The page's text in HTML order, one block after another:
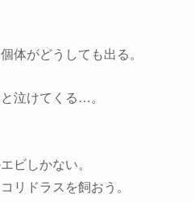
体がどうしても出る。
泣けてくる…。
ビしかない。
リドラスを飼おう。